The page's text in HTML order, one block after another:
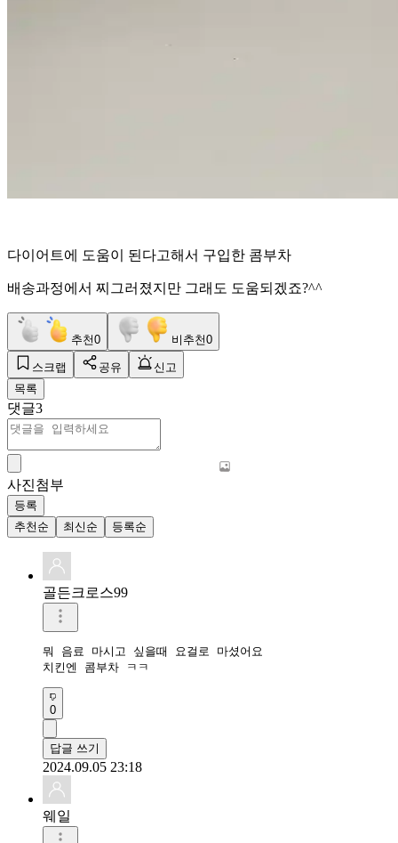
다이어트에 도움이 된다고해서 구입한 콤부차
배송과정에서 찌그러졌지만 그래도 도움되겠죠?^^
추천0 비추천0
스크랩 공유
신고
목록
댓글3
사진첨부
등록
추천순
최신순 등록순
골든크로스99
뭐 음료 마시고 싶을때 요걸로 마셨어요
치킨엔 콤부차 ㅋㅋ
0
답글 쓰기
2024.09.05 23:18
웨일